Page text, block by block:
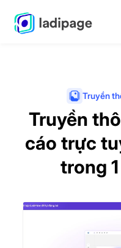
Truyền
cáo trực
trong
Truyền